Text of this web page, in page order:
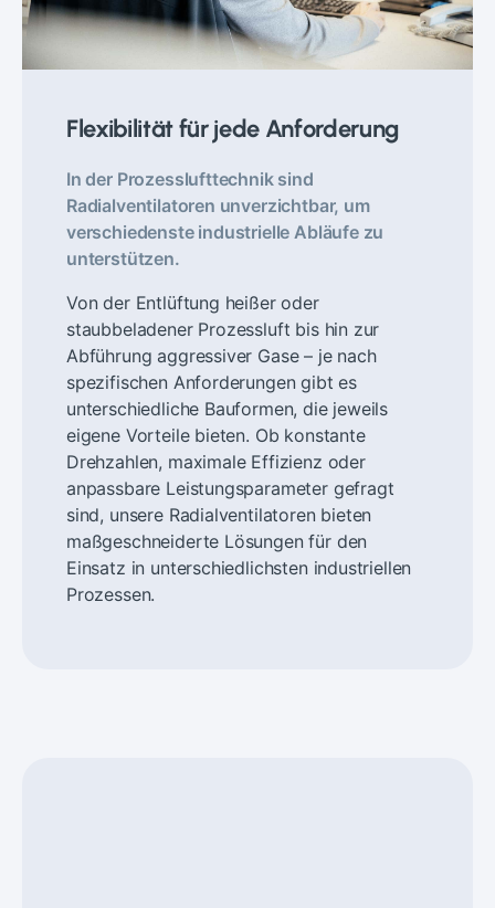
Flexibilität für jede Anforderung
In der Prozesslufttechnik sind
Radialventilatoren unverzichtbar, um
verschiedenste industrielle Abläufe zu
unterstützen.
Von der Entlüftung heißer oder
staubbeladener Prozessluft bis hin zur
Abführung aggressiver Gase – je nach
spezifischen Anforderungen gibt es
unterschiedliche Bauformen, die jeweils
eigene Vorteile bieten. Ob konstante
Drehzahlen, maximale Effizienz oder
anpassbare Leistungsparameter gefragt
sind, unsere Radialventilatoren bieten
maßgeschneiderte Lösungen für den
Einsatz in unterschiedlichsten industriellen
Prozessen.